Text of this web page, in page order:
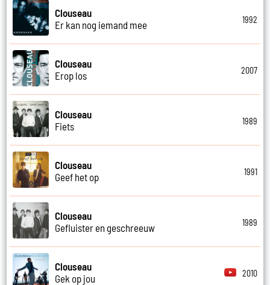
Clouseau
Er kan nog iemand mee
1992
Clouseau
Erop los
2007
Clouseau
Fiets
1989
Clouseau
Geef het op
1991
Clouseau
Gefluister en geschreeuw
1989
Clouseau
Gek op jou
2010